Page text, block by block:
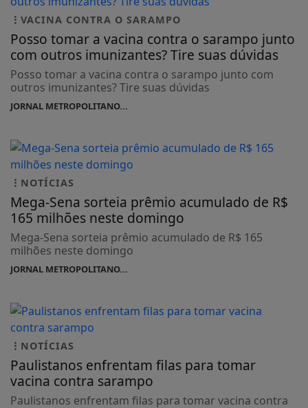
Posso tomar a vacina contra o sarampo junto
com outros imunizantes? Tire suas dúvidas
Posso tomar a vacina contra o sarampo junto com
outros imunizantes? Tire suas dúvidas
JORNAL METROPOLITANO...
NOTÍCIAS
Mega-Sena sorteia prêmio acumulado de R$
165 milhões neste domingo
Mega-Sena sorteia prêmio acumulado de R$ 165
milhões neste domingo
JORNAL METROPOLITANO...
NOTÍCIAS
Paulistanos enfrentam filas para tomar
vacina contra sarampo
Paulistanos enfrentam filas para tomar vacina contra
sarampo
JORNAL METROPOLITANO...